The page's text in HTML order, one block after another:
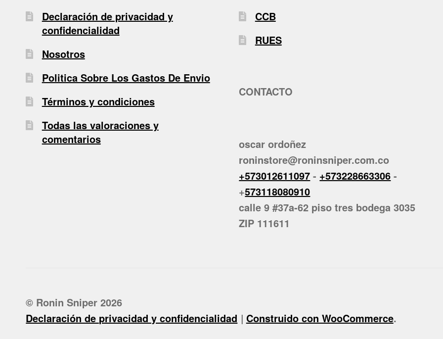
Declaración de privacidad y
confidencialidad
Nosotros
Politica Sobre Los Gastos De Envio
Términos y condiciones
Todas las valoraciones y
comentarios
CCB
RUES
CONTACTO
oscar ordoñez
roninstore@roninsniper.com.co
+573012611097 - +573228663306 -
+573118080910
calle 9 #37a-62 piso tres bodega 3035
ZIP 111611
© Ronin Sniper 2026
Declaración de privacidad y confidencialidad
Construido con WooCommerce.